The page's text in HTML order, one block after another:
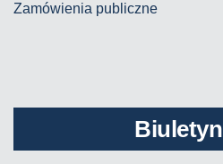
Zamówienia publiczne
Biuletyn